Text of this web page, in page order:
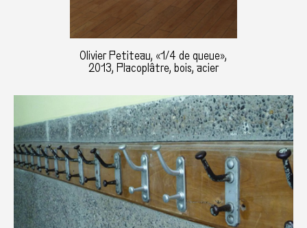
Olivier Petiteau, «1/4 de queue»,
2013, Placoplâtre, bois, acier